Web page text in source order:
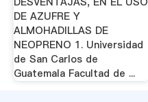
DE AZUFRE Y
ALMOHADILLAS DE
NEOPRENO 1. Universidad
de San Carlos de
Guatemala Facultad de ...